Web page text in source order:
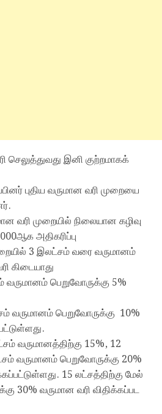
செலுத்துவது இனி குற்றமாகக்
புதிய வருமான வரி முறையை
வரி முறையில் நிலையான கழிவு
அதிகரிப்பு
3 இலட்சம் வரை வருமானம்
கிடையாது
வருமானம் பெறுவோருக்கு 5%
வருமானம் பெறுவோருக்கு 10%
வருமானத்திற்கு 15%, 12
வருமானம் பெறுவோருக்கு 20%
15 லட்சத்திற்கு மேல்
30% வருமான வரி விதிக்கப்பட